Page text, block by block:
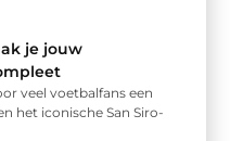
je jouw
veel voetbalfans een
het iconische San Siro-